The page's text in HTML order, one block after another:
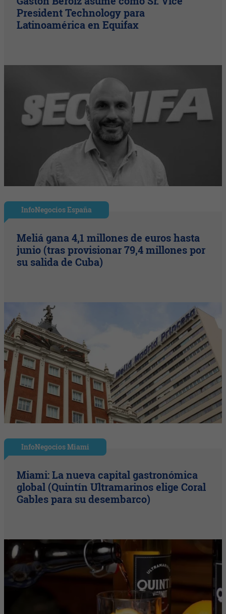
President Technology para
Latinoamérica en Equifax
InfoNegocios España
Meliá gana 4,1 millones de euros hasta
junio (tras provisionar 79,4 millones por
su salida de Cuba)
InfoNegocios Miami
Miami: La nueva capital gastronómica
global (Quintín Ultramarinos elige Coral
Gables para su desembarco)